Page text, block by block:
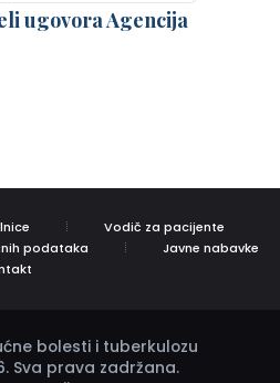
ugovora Agencija
Vodič za pacijente
podataka
Javne nabavke
bolesti i tuberkulozu
Sva prava zadržana.